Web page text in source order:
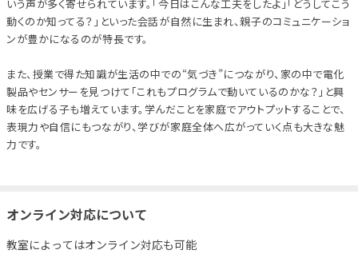
いう声が多く寄せられています。「今日はこんな工夫をしたよ」「どうしてこう
動くのか知ってる？」といった会話が自然に生まれ、親子のコミュニケーショ
ンが豊かになるのが特長です。
また、授業で得た知識が生活の中での“気づき”につながり、家の中で電化
製品やセンサーを見つけて「これもプログラムで動いているのかな？」と興
味を広げる子も増えています。学んだことを家庭でアウトプットすることで、
表現力や自信にもつながり、学びが家庭全体へ広がっていく点も大きな魅
力です。
オンライン対応について
教室によってはオンライン対応も可能